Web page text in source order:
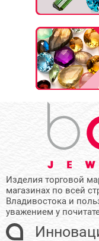
Изделия торговой
магазинах по всей
Владивостока и
уважением у